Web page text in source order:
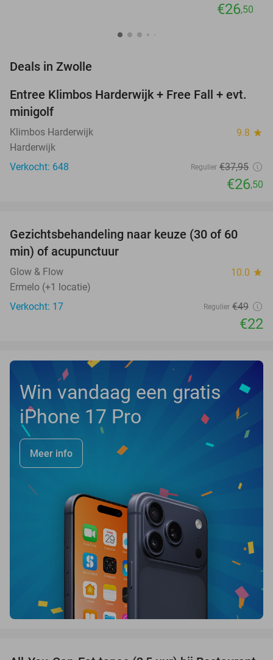
€26,50
Deals in Zwolle
30%
Entree Klimbos Harderwijk + Free Fall + evt.
minigolf
Klimbos Harderwijk 9.8 star
Harderwijk
Verkocht: 648
Regulier €37,95
€26,50
55%
TODAY
Gezichtsbehandeling naar keuze (30 of 60
min) of acupunctuur
Glow & Flow 10.0 star
Ermelo (+1 locatie)
Verkocht: 17
Regulier €49
€22
Win vandaag een gratis
iPhone 17 Pro
Meer info